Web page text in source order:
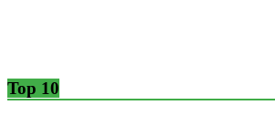
Top 10